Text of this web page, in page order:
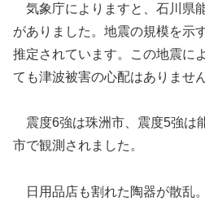
気象庁によりますと、石川県
がありました。地震の規模を示
推定されています。この地震に
ても津波被害の心配はありません
震度6強は珠洲市、震度5強は
市で観測されました。
日用品店も割れた陶器が散乱